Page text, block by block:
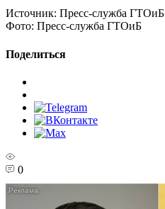
Источник: Пресс-служба ГТОиБ
Фото: Пресс-служба ГТОиБ
Поделиться
0